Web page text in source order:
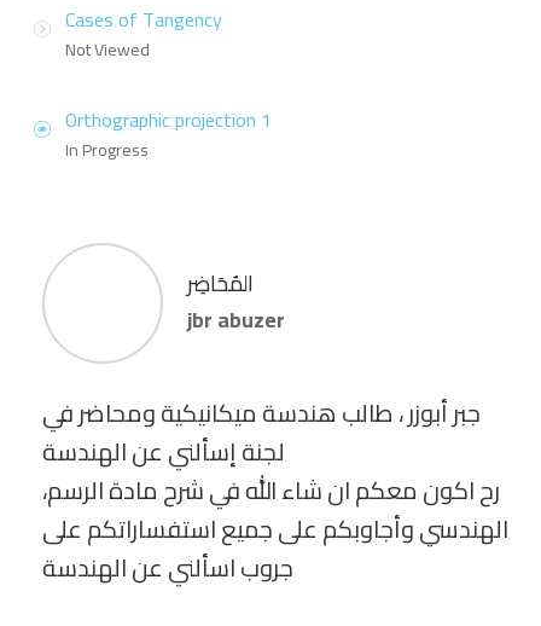
Cases of Tangency
Not Viewed
Orthographic projection 1
In Progress
المُحَاضِر
jbr abuzer
جبر أبوزر ، طالب هندسة ميكانيكية ومحاضر في
لجنة إسألني عن الهندسة
،رح اكون معكم ان شاء الله في شرح مادة الرسم
الهندسي وأجاوبكم على جميع استفساراتكم على
جروب اسألني عن الهندسة